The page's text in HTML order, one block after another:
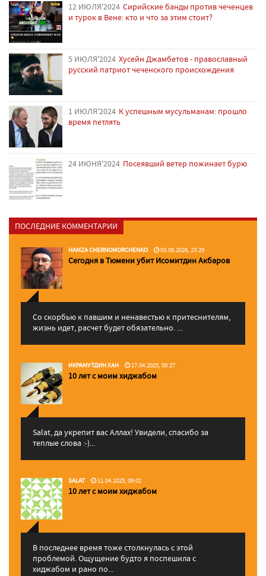
12 ИЮЛЯ'2024 Сирийские банды против чеченцев
и турок в Вене: кто и что за этим стоит?
5 ИЮЛЯ'2024 Хусейн Джамбетов - православный
русский патриот чеченского происхождения
1 ИЮЛЯ'2024 К успешным мусульманам: прошло
время петлять
24 ИЮНЯ'2024 Посеявший ветер пожинает бурю
ПОСЛЕДНИЕ КОММЕНТАРИИ
HAMZA CHERNOMORCHENKO 03.06.2026, 23:29
Сегодня в Тюмени убит Исомитдин Акбаров
Со скорбью к павшим и ненавестью к притеснителям,
жизнь идет, расчет будет обязательно. ...
ИКРАМУТДИН ХАН 17.04.2025, 00:27
10 лет с моим хиджабом
Salat, да укрепит вас Аллаx! Увидели, спасибо за
теплые слова :-)...
SALAT 11.04.2025, 09:02
10 лет с моим хиджабом
В последнее время тоже столкнулась с этой
проблемой. Ощущение будто я поспешила с
хиджабом и рано по...